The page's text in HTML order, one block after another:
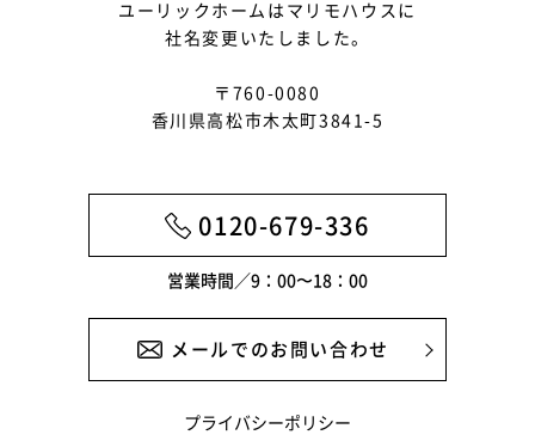
ユーリックホームはマリモハウスに
社名変更いたしました。
〒760-0080
香川県高松市木太町3841-5
0120-679-336
営業時間／9：00〜18：00
メールでのお問い合わせ
プライバシーポリシー